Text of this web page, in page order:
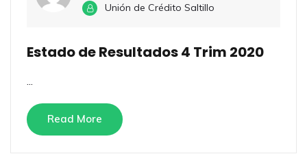
Unión de Crédito Saltillo
Estado de Resultados 4 Trim 2020
Read More